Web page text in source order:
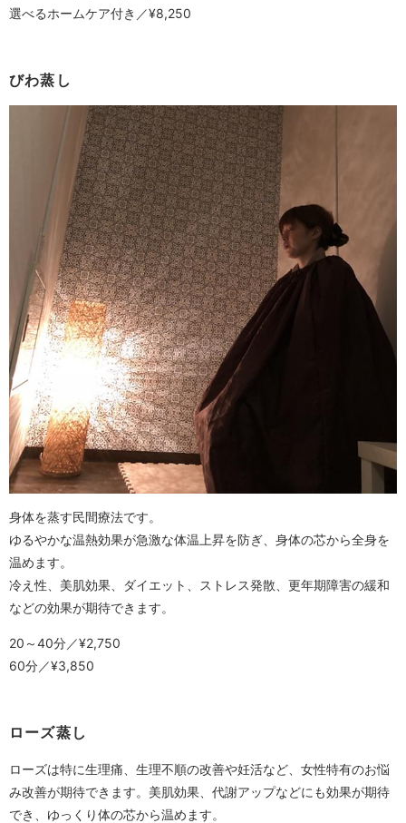
選べるホームケア付き／¥8,250
びわ蒸し
身体を蒸す民間療法です。
ゆるやかな温熱効果が急激な体温上昇を防ぎ、身体の芯から全身を
温めます。
冷え性、美肌効果、ダイエット、ストレス発散、更年期障害の緩和
などの効果が期待できます。
20～40分／¥2,750
60分／¥3,850
ローズ蒸し
ローズは特に生理痛、生理不順の改善や妊活など、女性特有のお悩
み改善が期待できます。美肌効果、代謝アップなどにも効果が期待
でき、ゆっくり体の芯から温めます。